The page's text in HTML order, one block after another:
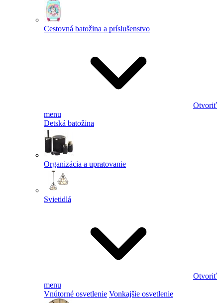
Cestovná batožina a príslušenstvo
Otvoriť
menu
Detská batožina
Organizácia a upratovanie
Svietidlá
Otvoriť
menu
Vnútorné osvetlenie Vonkajšie osvetlenie